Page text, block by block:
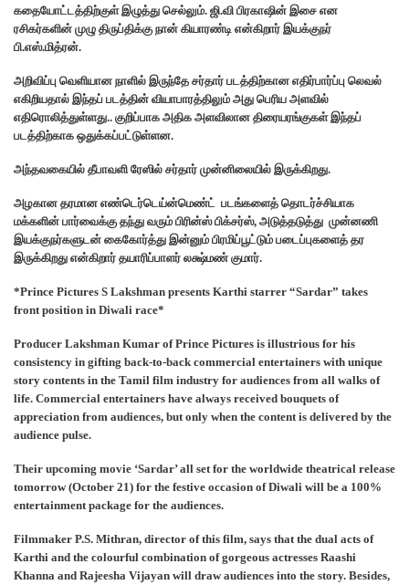
கதையோட்டத்திற்குள் இழுத்து செல்லும். ஜி.வி பிரகாஷின் இசை என
ரசிகர்களின் முழு திருப்திக்கு நான் கியாரண்டி என்கிறார் இயக்குநர்
பி.எஸ்.மித்ரன்.
அறிவிப்பு வெளியான நாளில் இருந்தே சர்தார் படத்திற்கான எதிர்பார்ப்பு லெவல்
எகிறியதால் இந்தப் படத்தின் வியாபாரத்திலும் அது பெரிய அளவில்
எதிரொலித்துள்ளது.. குறிப்பாக அதிக அளவிலான திரையரங்குகள் இந்தப்
படத்திற்காக ஒதுக்கப்பட்டுள்ளன.
அந்தவகையில் தீபாவளி ரேஸில் சர்தார் முன்னிலையில் இருக்கிறது.
அழகான தரமான எண்டெர்டெய்ன்மெண்ட் படங்களைத் தொடர்ச்சியாக
மக்களின் பார்வைக்கு தந்து வரும் பிரின்ஸ் பிக்சர்ஸ், அடுத்தடுத்து முன்னணி
இயக்குநர்களுடன் கைகோர்த்து இன்னும் பிரமிப்பூட்டும் படைப்புகளைத் தர
இருக்கிறது என்கிறார் தயாரிப்பாளர் லக்ஷ்மண் குமார்.
*Prince Pictures S Lakshman presents Karthi starrer “Sardar” takes
front position in Diwali race*
Producer Lakshman Kumar of Prince Pictures is illustrious for his
consistency in gifting back-to-back commercial entertainers with unique
story contents in the Tamil film industry for audiences from all walks of
life. Commercial entertainers have always received bouquets of
appreciation from audiences, but only when the content is delivered by the
audience pulse.
Their upcoming movie ‘Sardar’ all set for the worldwide theatrical release
tomorrow (October 21) for the festive occasion of Diwali will be a 100%
entertainment package for the audiences.
Filmmaker P.S. Mithran, director of this film, says that the dual acts of
Karthi and the colourful combination of gorgeous actresses Raashi
Khanna and Rajeesha Vijayan will draw audiences into the story. Besides,